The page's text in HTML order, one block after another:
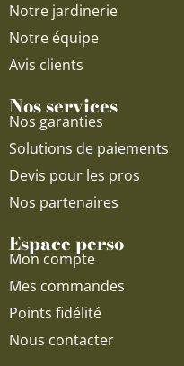
Notre jardinerie
Notre équipe
Avis clients
Nos services
Nos garanties
Solutions de paiements
Devis pour les pros
Nos partenaires
Espace perso
Mon compte
Mes commandes
Points fidélité
Nous contacter